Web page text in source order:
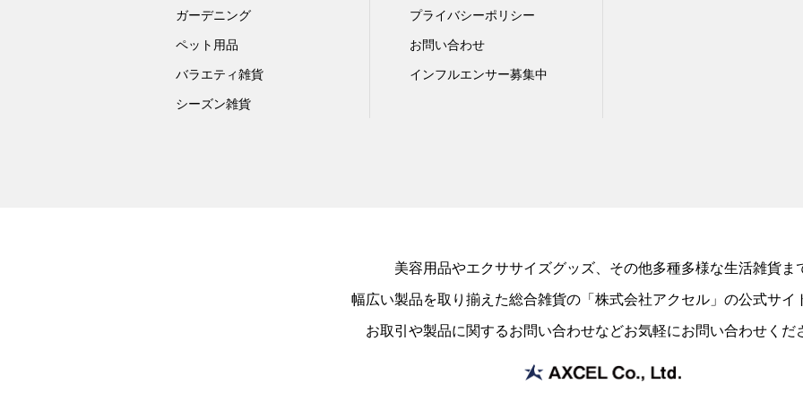
ガーデニング
ペット用品
バラエティ雑貨
シーズン雑貨
プライバシーポリシー
お問い合わせ
インフルエンサー募集中
美容用品やエクササイズグッズ、その他多種多様な生活雑貨ま
幅広い製品を取り揃えた総合雑貨の「株式会社アクセル」の公式サイ
お取引や製品に関するお問い合わせなどお気軽にお問い合わせくだ